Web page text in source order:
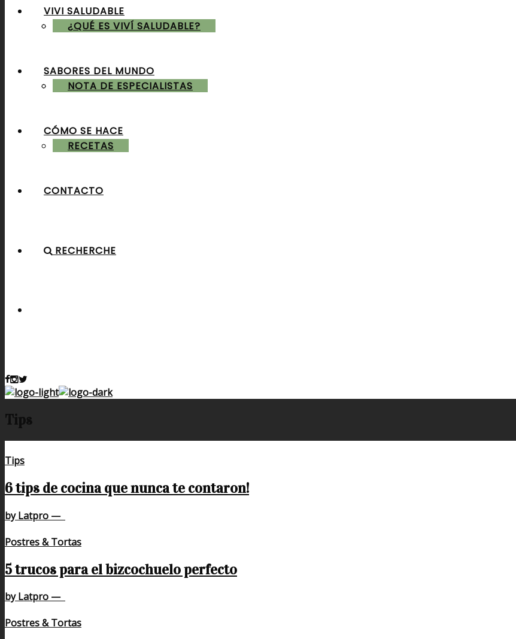
ALMUERZOS & CENAS
POSTRES & TORTAS
VIVI SALUDABLE
¿QUÉ ES VIVÍ SALUDABLE?
NOTA DE ESPECIALISTAS
RECETAS
SABORES DEL MUNDO
CÓMO SE HACE
CONTACTO
RECHERCHE
Tips
Tips
6 tips de cocina que nunca te contaron!
by Latpro —
Postres & Tortas
5 trucos para el bizcochuelo perfecto
by Latpro —
Postres & Tortas